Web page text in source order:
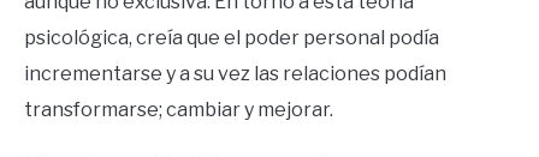
psicológica, creía que el poder personal podía
incrementarse y a su vez las relaciones podían
transformarse; cambiar y mejorar.